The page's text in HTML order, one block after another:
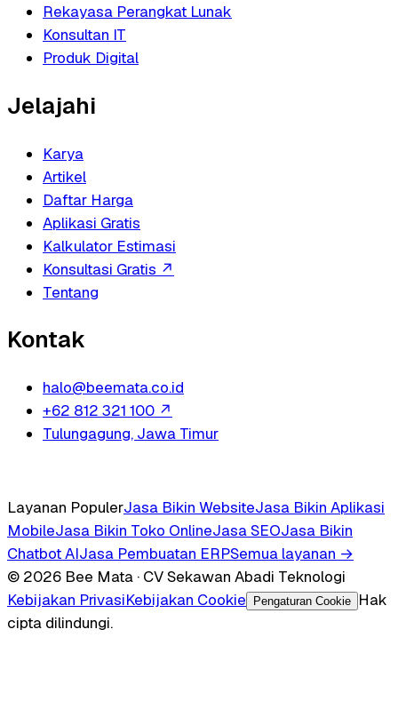
Rekayasa Perangkat Lunak
Konsultan IT
Produk Digital
Jelajahi
Karya
Artikel
Daftar Harga
Aplikasi Gratis
Kalkulator Estimasi
Konsultasi Gratis ↗
Tentang
Kontak
halo@beemata.co.id
+62 812 321 100 ↗
Tulungagung, Jawa Timur
Layanan PopulerJasa Bikin WebsiteJasa Bikin Aplikasi
MobileJasa Bikin Toko OnlineJasa SEOJasa Bikin
Chatbot AIJasa Pembuatan ERPSemua layanan →
© 2026 Bee Mata · CV Sekawan Abadi Teknologi
Kebijakan PrivasiKebijakan Cookie Pengaturan Cookie
Hak
cipta dilindungi.